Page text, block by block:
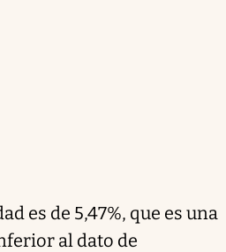
es de 5,47%, que es una
al dato de